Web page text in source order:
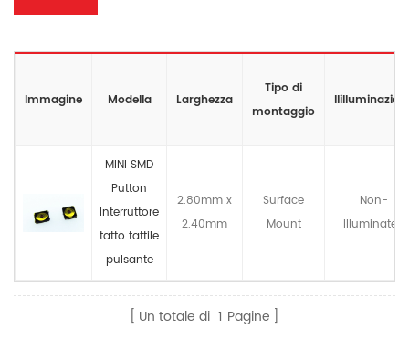
Immagine Modella Larghezza
Tipo di
montaggio
MINI SMD
Putton
Interruttore
tatto tattile
pulsante
2.80mm x
2.40mm
Surface
Mount
Non-
llluminated
Un totale di 1 Pagine